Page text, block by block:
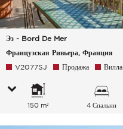
Эз - Bord De Mer
Французская Ривьера, Франция
V2077SJ Продажа Вилла
150 m² 4 Спальни